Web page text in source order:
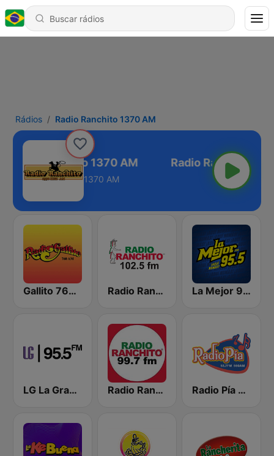
Rádios Radio Ranchito 1370 AM
Radio Ranchito 1370 AM
1370 AM
Gallito 760 AM Radio Ranchito La Mejor 95.5 FM
LG La Grande Radio Ranchito 99.7 FM Radio Pía 92.7 FM